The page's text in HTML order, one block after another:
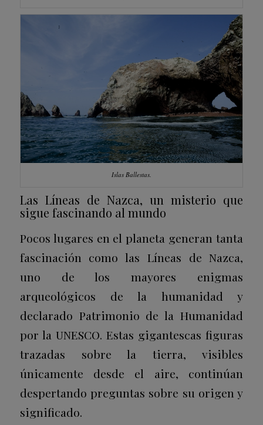
Islas Ballestas.
Las Líneas de Nazca, un misterio que
sigue fascinando al mundo
Pocos lugares en el planeta generan tanta
fascinación como las Líneas de Nazca,
uno de los mayores enigmas
arqueológicos de la humanidad y
declarado Patrimonio de la Humanidad
por la UNESCO. Estas gigantescas figuras
trazadas sobre la tierra, visibles
únicamente desde el aire, continúan
despertando preguntas sobre su origen y
significado.